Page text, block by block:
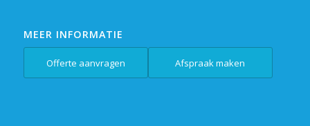
MEER INFORMATIE
Offerte aanvragen Afspraak maken